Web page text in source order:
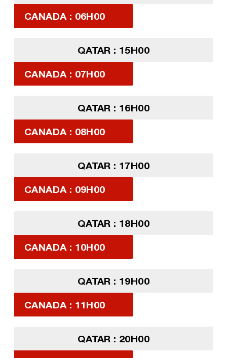
CANADA : 06H00
QATAR : 15H00
CANADA : 07H00
QATAR : 16H00
CANADA : 08H00
QATAR : 17H00
CANADA : 09H00
QATAR : 18H00
CANADA : 10H00
QATAR : 19H00
CANADA : 11H00
QATAR : 20H00